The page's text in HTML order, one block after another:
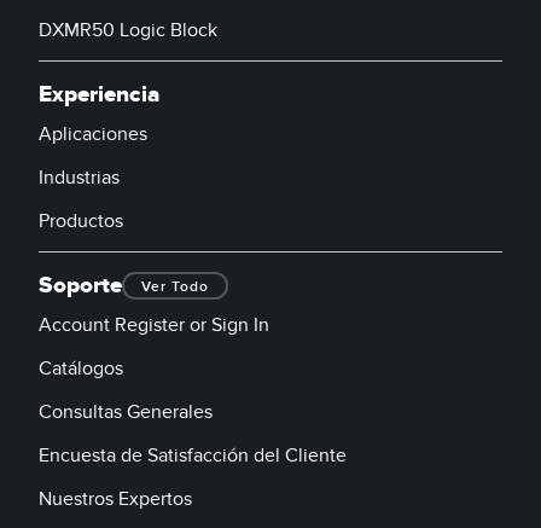
DXMR50 Logic Block
Experiencia
Aplicaciones
Industrias
Productos
Soporte Ver Todo
Account Register or Sign In
Catálogos
Consultas Generales
Encuesta de Satisfacción del Cliente
Nuestros Expertos